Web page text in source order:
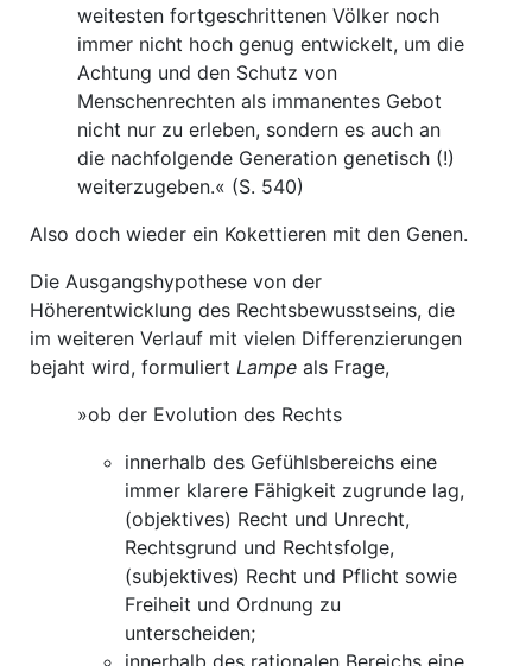
weitesten fortgeschrittenen Völker noch
immer nicht hoch genug entwickelt, um die
Achtung und den Schutz von
Menschenrechten als immanentes Gebot
nicht nur zu erleben, sondern es auch an
die nachfolgende Generation genetisch (!)
weiterzugeben.« (S. 540)
Also doch wieder ein Kokettieren mit den Genen.
Die Ausgangshypothese von der
Höherentwicklung des Rechtsbewusstseins, die
im weiteren Verlauf mit vielen Differenzierungen
bejaht wird, formuliert Lampe als Frage,
»ob der Evolution des Rechts
innerhalb des Gefühlsbereichs eine
immer klarere Fähigkeit zugrunde lag,
(objektives) Recht und Unrecht,
Rechtsgrund und Rechtsfolge,
(subjektives) Recht und Pflicht sowie
Freiheit und Ordnung zu
unterscheiden;
innerhalb des rationalen Bereichs eine